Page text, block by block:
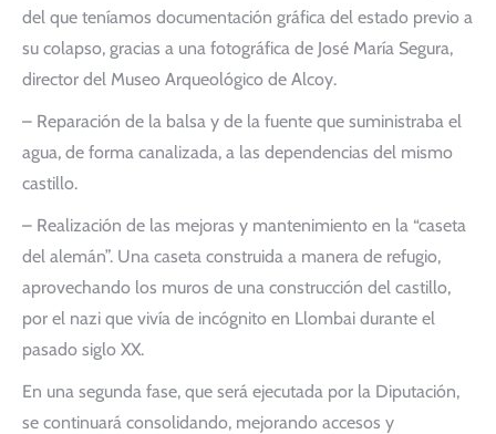
del que teníamos documentación gráfica del estado previo a
su colapso, gracias a una fotográfica de José María Segura,
director del Museo Arqueológico de Alcoy.
– Reparación de la balsa y de la fuente que suministraba el
agua, de forma canalizada, a las dependencias del mismo
castillo.
– Realización de las mejoras y mantenimiento en la “caseta
del alemán”. Una caseta construida a manera de refugio,
aprovechando los muros de una construcción del castillo,
por el nazi que vivía de incógnito en Llombai durante el
pasado siglo XX.
En una segunda fase, que será ejecutada por la Diputación,
se continuará consolidando, mejorando accesos y